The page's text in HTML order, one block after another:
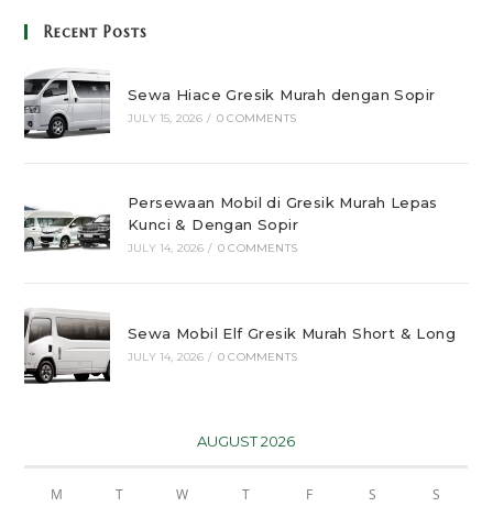
Recent Posts
Sewa Hiace Gresik Murah dengan Sopir
JULY 15, 2026 / 0 COMMENTS
Persewaan Mobil di Gresik Murah Lepas
Kunci & Dengan Sopir
JULY 14, 2026 / 0 COMMENTS
Sewa Mobil Elf Gresik Murah Short & Long
JULY 14, 2026 / 0 COMMENTS
AUGUST 2026
M T W T F S S